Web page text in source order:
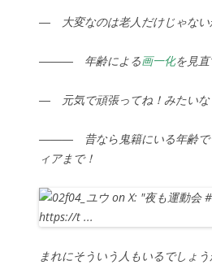
― 大変なのは老人だけじゃない
――― 年齢による画一化を見
― 元気で頑張ってね！みたいな
――― 昔なら鬼籍にいる年齢で
ィアまで！
まれにそういう人もいるでしょ